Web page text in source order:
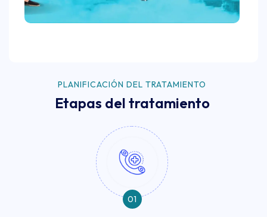
PLANIFICACIÓN DEL TRATAMIENTO
Etapas del tratamiento
01